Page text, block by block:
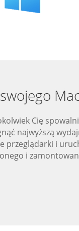
Cię
najwyższą
przeglądarki i
i